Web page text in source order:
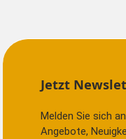
Jetzt
Melden Sie sich
Angebote,